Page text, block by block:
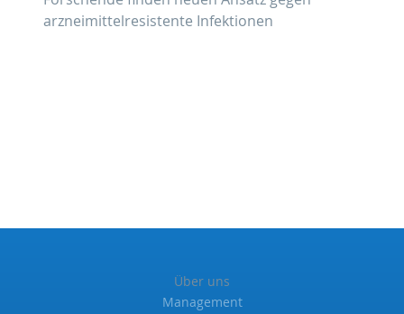
arzneimittelresistente Infektionen
Über uns
Management